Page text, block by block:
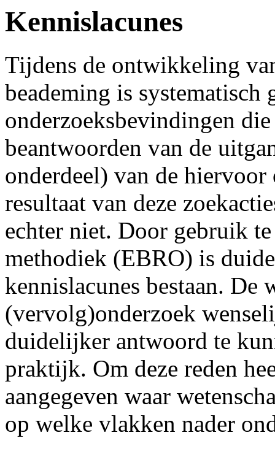
Kennislacunes
Tijdens de ontwikkeling
beademing is systematisch
onderzoeksbevindingen
beantwoorden van de
onderdeel) van de hiervoor
resultaat van deze
echter niet. Door gebruik
methodiek (EBRO) is
kennislacunes bestaan. De
(vervolg)onderzoek
duidelijker antwoord te
praktijk. Om deze reden
aangegeven waar
op welke vlakken nader